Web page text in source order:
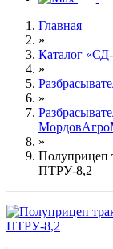
Главная
»
Каталог
»
»
»
Полуприцеп